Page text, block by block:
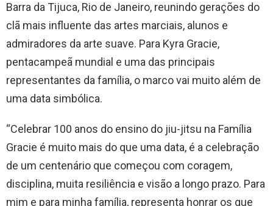
Barra da Tijuca, Rio de Janeiro, reunindo gerações do
clã mais influente das artes marciais, alunos e
admiradores da arte suave. Para Kyra Gracie,
pentacampeã mundial e uma das principais
representantes da família, o marco vai muito além de
uma data simbólica.
“Celebrar 100 anos do ensino do jiu-jitsu na Família
Gracie é muito mais do que uma data, é a celebração
de um centenário que começou com coragem,
disciplina, muita resiliência e visão a longo prazo. Para
mim e para minha família, representa honrar os que